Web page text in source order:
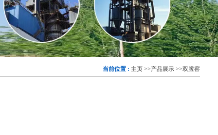
当前位置 : 主页 >>产品展示 >>双膛窑